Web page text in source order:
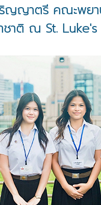
ญญาตรี คณะพยาบ
ชาติ ณ St.